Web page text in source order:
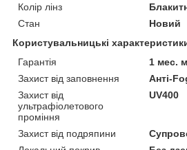
Колір лінз
Стан
Новий
Користувальницькі
Гарантія
1 мес.
Захист від заповнення
Анті-
Захист від
ультрафіолетового
проміння
UV400
Захист від подряпини